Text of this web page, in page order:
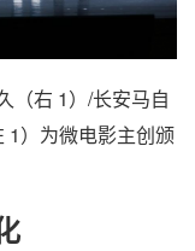
（右 1）/长安马自
1）为微电影主创颁